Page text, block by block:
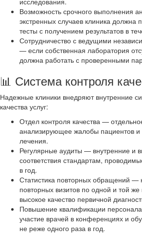
Возможность срочного выполнения
экстренных случаев клиника должна
тесты с получением результатов в
Сотрудничество с ведущими
— если собственная лаборатория
должна работать с проверенными
📊 Система контроля
Надежные клиники внедряют внутренние
качества услуг:
Отдел контроля качества —
анализирующее жалобы пациентов и
лечения.
Регулярные аудиты — внутренние и
соответствия стандартам,
в год.
Статистика повторных обращений —
повторных визитов по одной и той
высокое качество первичной
Повышение квалификации
участие врачей в конференциях и
не реже одного раза в год.